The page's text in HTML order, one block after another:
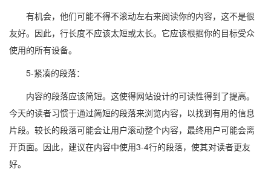
有机会，他们可能不得不滚动左右来阅读你的内容，这不是很
友好。因此，行长度不应该太短或太长。它应该根据你的目标受众
使用的所有设备。
5-紧凑的段落：
内容的段落应该简短。这使得网站设计的可读性得到了提高。
今天的读者习惯于通过简短的段落来浏览内容，以找到有用的信息
片段。较长的段落可能会让用户滚动整个内容，最终用户可能会离
开页面。因此，建议在内容中使用3-4行的段落，使其对读者更友
好。